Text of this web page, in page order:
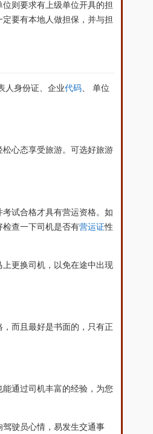
则要求有上级单位开具的担
要有本地人做担保，并与担
人身份证、企业代码
单位
心态享受旅游。可选好旅游
试合格才具有营运资格。如
查一下司机是否有营运证性
更换司机，以免在途中出现
而且最好是书面的，只有正
通过司机丰富的经验，为您
驶员心情，易发生交通事